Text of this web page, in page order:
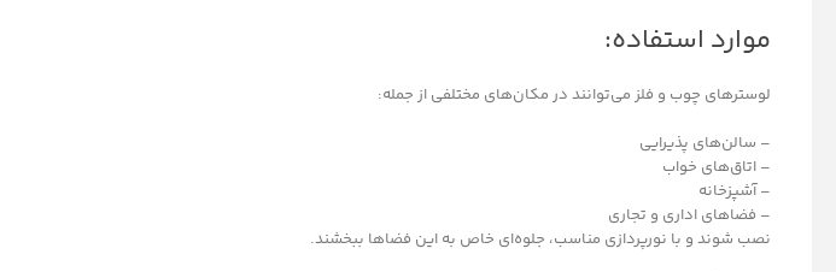
موارد استفاده:
لوسترهای چوب و فلز می‌توانند در مکان‌های مختلفی از جمله:
– سالن‌های پذیرایی
– اتاق‌های خواب
– آشپزخانه
– فضاهای اداری و تجاری
نصب شوند و با نورپردازی مناسب، جلوه‌ای خاص به این فضاها ببخشند.